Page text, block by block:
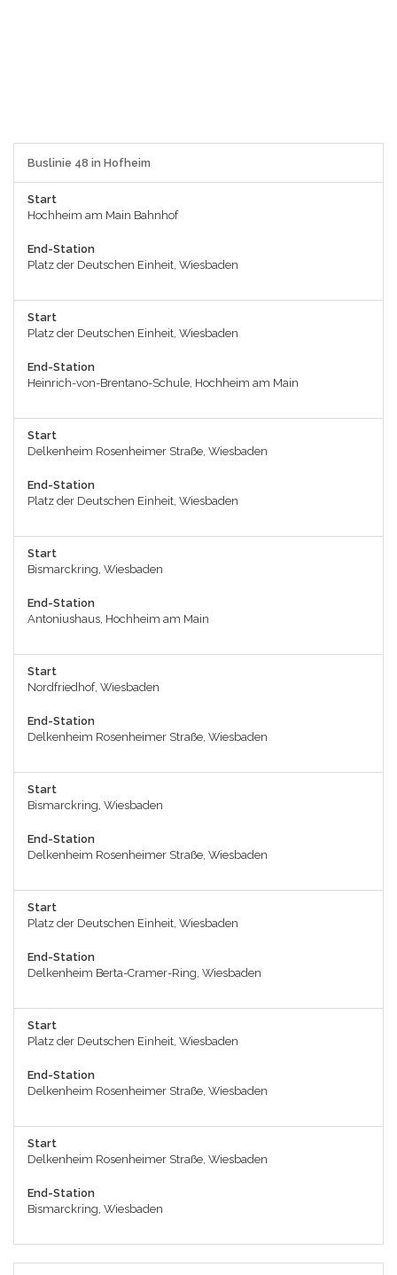
Buslinie 48 in Hofheim
Start
Hochheim am Main Bahnhof
End-Station
Platz der Deutschen Einheit, Wiesbaden
Start
Platz der Deutschen Einheit, Wiesbaden
End-Station
Heinrich-von-Brentano-Schule, Hochheim am Main
Start
Delkenheim Rosenheimer Straße, Wiesbaden
End-Station
Platz der Deutschen Einheit, Wiesbaden
Start
Bismarckring, Wiesbaden
End-Station
Antoniushaus, Hochheim am Main
Start
Nordfriedhof, Wiesbaden
End-Station
Delkenheim Rosenheimer Straße, Wiesbaden
Start
Bismarckring, Wiesbaden
End-Station
Delkenheim Rosenheimer Straße, Wiesbaden
Start
Platz der Deutschen Einheit, Wiesbaden
End-Station
Delkenheim Berta-Cramer-Ring, Wiesbaden
Start
Platz der Deutschen Einheit, Wiesbaden
End-Station
Delkenheim Rosenheimer Straße, Wiesbaden
Start
Delkenheim Rosenheimer Straße, Wiesbaden
End-Station
Bismarckring, Wiesbaden